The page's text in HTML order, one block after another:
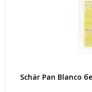
Schär Pan Blanco